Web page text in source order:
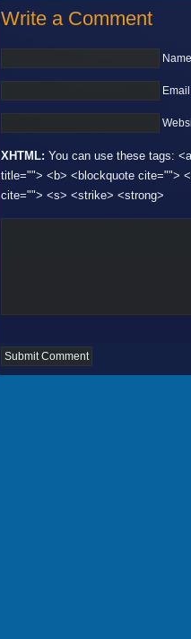
Write a Comment
XHTML: You can use these tags:
title=""> <b> <blockquote cite="">
cite=""> <s> <strike> <strong>